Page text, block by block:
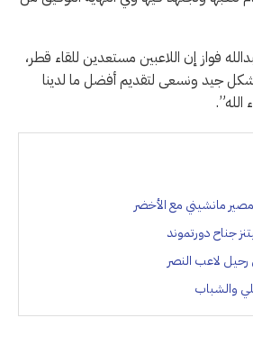
فواز إن اللاعبين مستعدين للقاء قطر،
جيد ونسعى لتقديم أفضل ما لدينا
جناح دورتموند
لاعب النصر
والشباب